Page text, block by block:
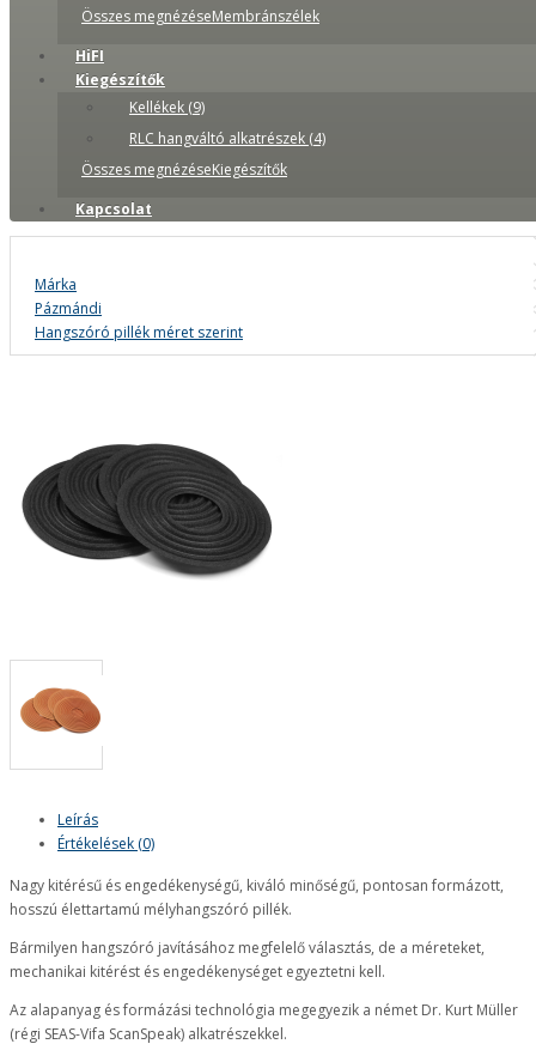
Összes megnézéseMembránszélek
HiFI
Kiegészítők
Kellékek (9)
RLC hangváltó alkatrészek (4)
Összes megnézéseKiegészítők
Kapcsolat
Márka
Pázmándi
Hangszóró pillék méret szerint
Leírás
Értékelések (0)
Nagy kitérésű és engedékenységű, kiváló minőségű, pontosan formázott,
hosszú élettartamú mélyhangszóró pillék.
Bármilyen hangszóró javításához megfelelő választás, de a méreteket,
mechanikai kitérést és engedékenységet egyeztetni kell.
Az alapanyag és formázási technológia megegyezik a német Dr. Kurt Müller
(régi SEAS-Vifa ScanSpeak) alkatrészekkel.